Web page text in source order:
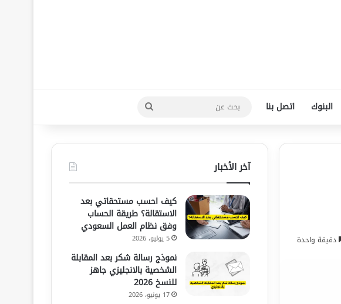
البنوك اتصل بنا
بحث
عن
دقيقة واحدة
آخر الأخبار
كيف احسب مستحقاتي بعد
الاستقالة؟ طريقة الحساب
وفق نظام العمل السعودي
5 يوليو، 2026
نموذج رسالة شكر بعد المقابلة
الشخصية بالانجليزي جاهز
للنسخ 2026
17 يونيو، 2026